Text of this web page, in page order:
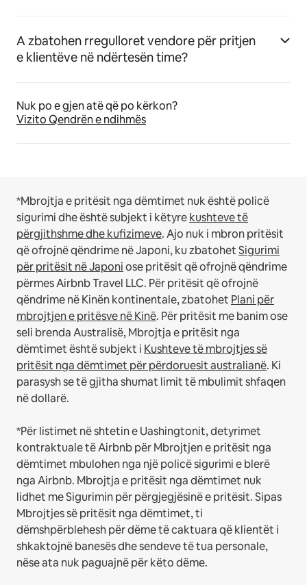
A zbatohen rregulloret vendore për pritjen
e klientëve në ndërtesën time?
Nuk po e gjen atë që po kërkon?
Vizito Qendrën e ndihmës
*Mbrojtja e pritësit nga dëmtimet nuk është policë
sigurimi dhe është subjekt i këtyrekushteve të
përgjithshme dhe kufizimeve.Ajo nuk i mbron pritësit
që ofrojnë qëndrime në Japoni, ku zbatohetSigurimi
për pritësit në Japoniose pritësit që ofrojnë qëndrime
përmes Airbnb Travel LLC. Për pritësit që ofrojnë
qëndrime në Kinën kontinentale, zbatohet Plani për
mbrojtjen e pritësve në Kinë. Për pritësit me banim ose
seli brenda Australisë, Mbrojtja e pritësit nga
dëmtimet është subjekt i Kushteve të mbrojtjes së
pritësit nga dëmtimet për përdoruesit australianë. Ki
parasysh se të gjitha shumat limit të mbulimit shfaqen
në dollarë.
*Për listimet në shtetin e Uashingtonit, detyrimet
kontraktuale të Airbnb për Mbrojtjen e pritësit nga
dëmtimet mbulohen nga një policë sigurimi e blerë
nga Airbnb. Mbrojtja e pritësit nga dëmtimet nuk
lidhet me Sigurimin për përgjegjësinë e pritësit. Sipas
Mbrojtjes së pritësit nga dëmtimet, ti
dëmshpërblehesh për dëme të caktuara që klientët i
shkaktojnë banesës dhe sendeve të tua personale,
nëse ata nuk paguajnë për këto dëme.